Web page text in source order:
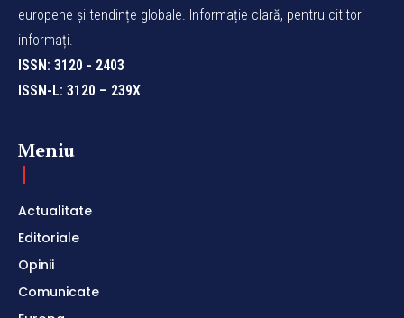
europene și tendințe globale. Informație clară, pentru cititori
informați.
ISSN: 3120 - 2403
ISSN-L: 3120 – 239X
Meniu
Actualitate
Editoriale
Opinii
Comunicate